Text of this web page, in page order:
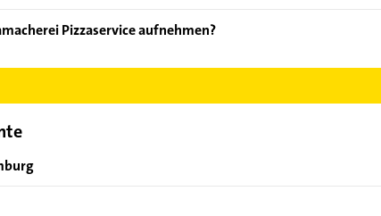
Pizzaservice aufnehmen?